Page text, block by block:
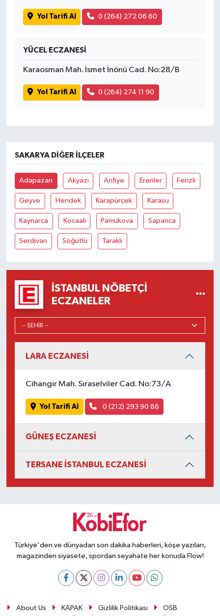
Yol Tarifi Al 0 (264) 272 06 60
YÜCEL ECZANESİ
Karaosman Mah. İsmet İnönü Cad. No:28/B
Yol Tarifi Al 0 (264) 274 11 90
SAKARYA DIĞER İLÇELER
Adapazarı Akyazı Arifiye Erenler Ferizli
Geyve Hendek Karapürçek Karasu
Kaynarca Kocaali Pamukova Sapanca
Serdivan Söğütlü Taraklı
İSTANBUL NÖBETÇI
ECZANELER
LARA ECZANESİ
Cihangir Mah. Sıraselviler Cad. No:73/A
Yol Tarifi Al 0 (212) 293 90 86
GÜNEŞ ECZANESİ
TERSANE İSTANBUL ECZANESİ
Türkiye'den ve dünyadan son dakika haberleri, köşe yazıları,
magazinden siyasete, spordan seyahate her konuda Flow!
About Us KAPAK Gizlilik Politikası
OSB